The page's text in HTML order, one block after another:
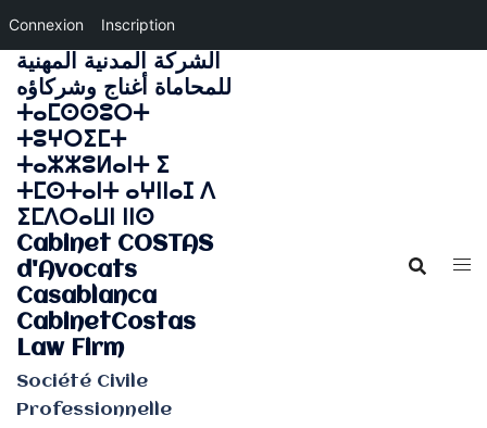
Connexion Inscription
Aller
au
contenu
الشركة المدنية المهنية
للمحاماة أغناج وشركاؤه
ⵜⴰⵎⵙⵙⵓⵔⵜ
ⵜⵓⵖⵔⵉⵎⵜ
ⵜⴰⵣⵣⵓⵍⴰⵏⵜ ⵉ
ⵜⵎⵙⵜⴰⵏⵜ ⴰⵖⵏⵏⴰⵊ ⴷ
ⵉⵎⴷⵔⴰⵡⵏ ⵏⵏⵙ
Cabinet COSTAS
d'Avocats
Casablanca
CabinetCostas
Law Firm
Société Civile
Professionnelle